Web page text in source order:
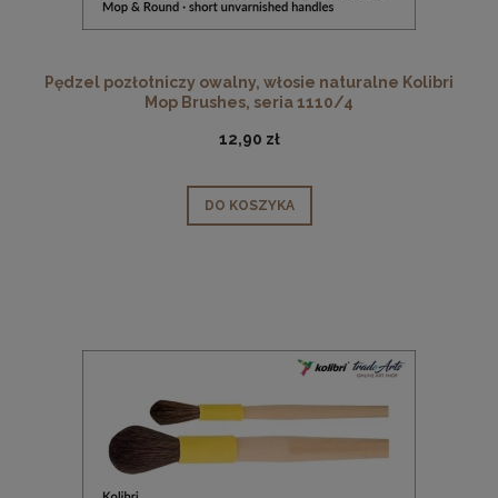
Pędzel pozłotniczy owalny, włosie naturalne Kolibri
Mop Brushes, seria 1110/4
12,90 zł
DO KOSZYKA